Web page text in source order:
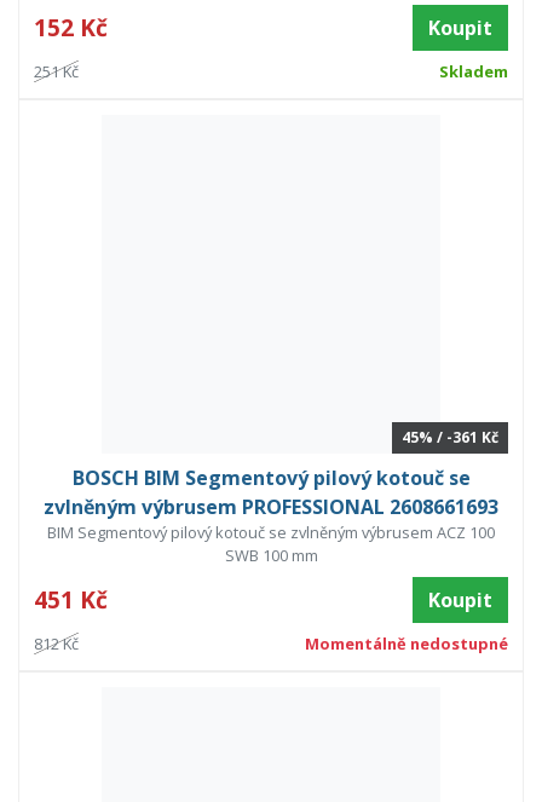
152 Kč Koupit
251 Kč Skladem
45% / -361 Kč
BOSCH BIM Segmentový pilový kotouč se
zvlněným výbrusem PROFESSIONAL 2608661693
BIM Segmentový pilový kotouč se zvlněným výbrusem ACZ 100
SWB 100 mm
451 Kč Koupit
812 Kč Momentálně nedostupné